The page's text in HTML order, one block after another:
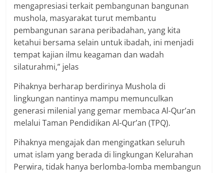
mengapresiasi terkait pembangunan bangunan
mushola, masyarakat turut membantu
pembangunan sarana peribadahan, yang kita
ketahui bersama selain untuk ibadah, ini menjadi
tempat kajian ilmu keagaman dan wadah
silaturahmi,” jelas
Pihaknya berharap berdirinya Mushola di
lingkungan nantinya mampu memunculkan
generasi milenial yang gemar membaca Al-Qur’an
melalui Taman Pendidikan Al-Qur’an (TPQ).
Pihaknya mengajak dan mengingatkan seluruh
umat islam yang berada di lingkungan Kelurahan
Perwira, tidak hanya berlomba-lomba membangun